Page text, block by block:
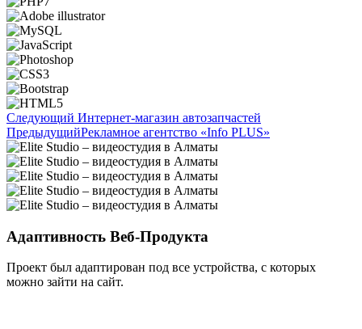
Следующий Интернет-магазин автозапчастей
ПредыдущийРекламное агентство «Info PLUS»
Адаптивность Веб-Продукта
Проект был адаптирован под все устройства, с которых
можно зайти на сайт.